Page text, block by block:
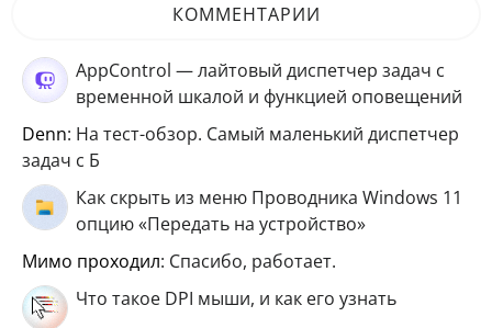
КОММЕНТАРИИ
AppControl — лайтовый диспетчер задач с
временной шкалой и функцией оповещений
Denn: На тест-обзор. Самый маленький диспетчер
задач с Б
Как скрыть из меню Проводника Windows 11
опцию «Передать на устройство»
мимо проходил: Спасибо, работает.
Что такое DPI мыши, и как его узнать